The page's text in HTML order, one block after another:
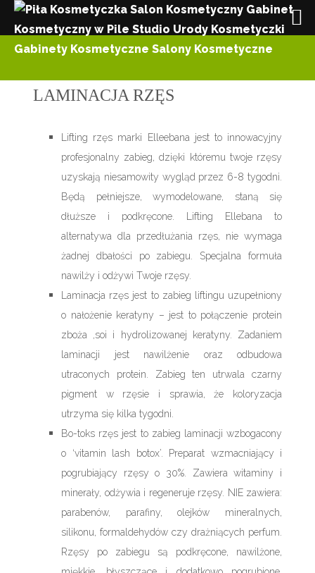
LAMINACJA RZĘS
Lifting rzęs marki Elleebana jest to innowacyjny
profesjonalny zabieg, dzięki któremu twoje rzęsy
uzyskają niesamowity wygląd przez 6-8 tygodni.
Będą pełniejsze, wymodelowane, staną się
dłuższe i podkręcone. Lifting Ellebana to
alternatywa dla przedłużania rzęs, nie wymaga
żadnej dbałości po zabiegu. Specjalna formuła
nawilży i odżywi Twoje rzęsy.
Laminacja rzęs jest to zabieg liftingu uzupełniony
o nałożenie keratyny – jest to połączenie protein
zboża ,soi i hydrolizowanej keratyny. Zadaniem
laminacji jest nawilżenie oraz odbudowa
utraconych protein. Zabieg ten utrwala czarny
pigment w rzęsie i sprawia, że koloryzacja
utrzyma się kilka tygodni.
Bo-toks rzęs jest to zabieg laminacji wzbogacony
o ‘vitamin lash botox’. Preparat wzmacniający i
pogrubiający rzęsy o 30%. Zawiera witaminy i
minerały, odżywia i regeneruje rzęsy. NIE zawiera:
parabenów, parafiny, olejków mineralnych,
silikonu, formaldehydów czy drażniących perfum.
Rzęsy po zabiegu są podkręcone, nawilżone,